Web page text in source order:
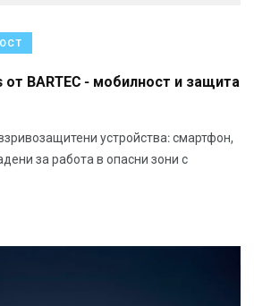
от BARTEC - мобилност и защита
устройства: смартфон,
за работа в опасни зони с